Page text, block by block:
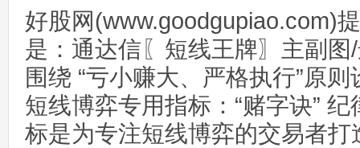
好股网(www.goodgupiao.com)
是：通达信〖短线王牌〗主副
围绕 “亏小赚大、严格执行”原则
短线博弈专用指标：“赌字诀”
标是为专注短线博弈的交易者